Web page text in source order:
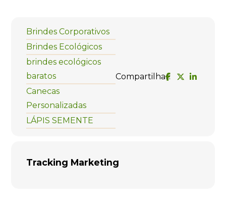
Brindes Corporativos
Brindes Ecológicos
brindes ecológicos
baratos
Canecas
Personalizadas
LÁPIS SEMENTE
Compartilhar:
Tracking Marketing